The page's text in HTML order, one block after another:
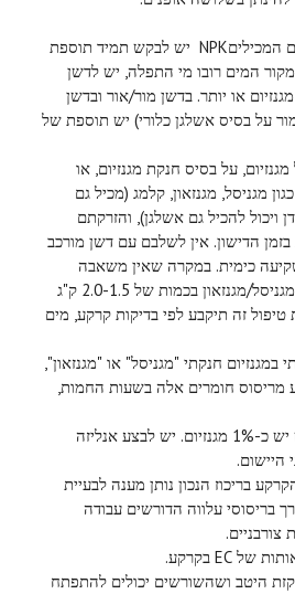
1. בדישון בדשנים מורכבים המכיליםNPK יש לבקש תמיד תוספת
כאשר מקור המים רובו מי התפלה, יש לדשן
בדשנים מורכבים עם 1% מגנזיום או יותר. בדשן מור/אור ובדשן
על בסיס אשלגן כלורי) יש תוספת של
על בסיס חנקת מגנזיום, או
מגניסל, מגנזאון, קלמג (מכיל גם
ויכול להכיל גם אשלגן), והזרקתם
הדישון. אין לשלבם עם דשן מורכב
כימית. במקרה שאין משאבה
נוספת, ניתן לדשן בנפרד, מגניסל/מגנזאון בכמות של 2.0-1.5 ק"ג
זה תיקבע לפי בדיקות קרקע, מים
במגנזיום חנקתי "מגניסל" או "מגנזאון",
יש להימנע מריסוס חומרים אלה בשעות החמות,
ג. דרך הקרקע: בקומפוסט יש כ-1% מגנזיום. יש לבצע אנליזה
היישום.
בריכוז הנכון נותן מענה לבעיית
בריסוסי עלווה הדורשים עבודה
צורבניים.
היטב ושהשורשים יכולים להתפתח